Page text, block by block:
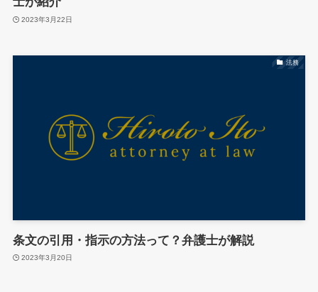
2023年3月22日
法務
条文の引用・指示の方法って？弁護士が解説
2023年3月20日